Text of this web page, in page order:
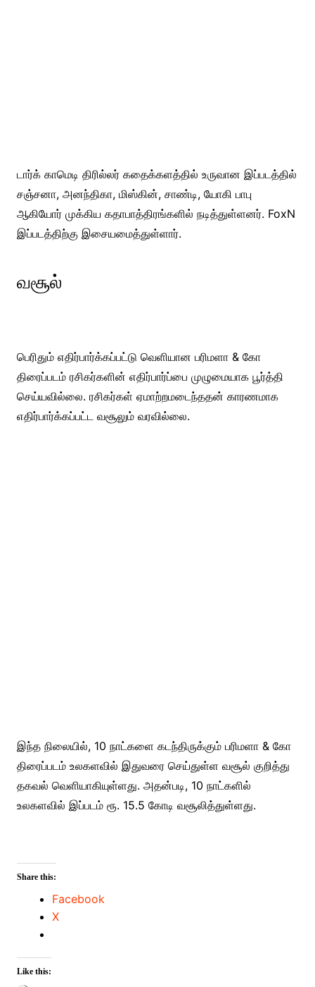
டார்க் காமெடி திரில்லர் கதைக்களத்தில் உருவான இப்படத்தில்
சஞ்சனா, அனந்திகா, மிஸ்கின், சாண்டி, யோகி பாபு
ஆகியோர் முக்கிய கதாபாத்திரங்களில் நடித்துள்ளனர். FoxN
இப்படத்திற்கு இசையமைத்துள்ளார்.
வசூல்
பெரிதும் எதிர்பார்க்கப்பட்டு வெளியான பரிமளா & கோ
திரைப்படம் ரசிகர்களின் எதிர்பார்ப்பை முழுமையாக பூர்த்தி
செய்யவில்லை. ரசிகர்கள் ஏமாற்றமடைந்ததன் காரணமாக
எதிர்பார்க்கப்பட்ட வசூலும் வரவில்லை.
இந்த நிலையில், 10 நாட்களை கடந்திருக்கும் பரிமளா & கோ
திரைப்படம் உலகளவில் இதுவரை செய்துள்ள வசூல் குறித்து
தகவல் வெளியாகியுள்ளது. அதன்படி, 10 நாட்களில்
உலகளவில் இப்படம் ரூ. 15.5 கோடி வசூலித்துள்ளது.
Share this:
Facebook
X
Like this: